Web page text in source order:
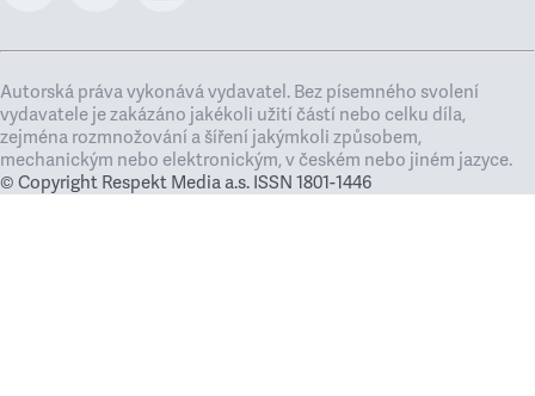
Autorská práva vykonává vydavatel. Bez písemného svolení
vydavatele je zakázáno jakékoli užití částí nebo celku díla,
zejména rozmnožování a šíření jakýmkoli způsobem,
mechanickým nebo elektronickým, v českém nebo jiném jazyce.
© Copyright Respekt Media a.s. ISSN 1801-1446